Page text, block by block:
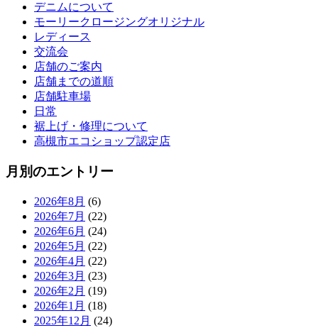
デニムについて
モーリークロージングオリジナル
レディース
交流会
店舗のご案内
店舗までの道順
店舗駐車場
日常
裾上げ・修理について
高槻市エコショップ認定店
月別のエントリー
2026年8月 (6)
2026年7月 (22)
2026年6月 (24)
2026年5月 (22)
2026年4月 (22)
2026年3月 (23)
2026年2月 (19)
2026年1月 (18)
2025年12月 (24)